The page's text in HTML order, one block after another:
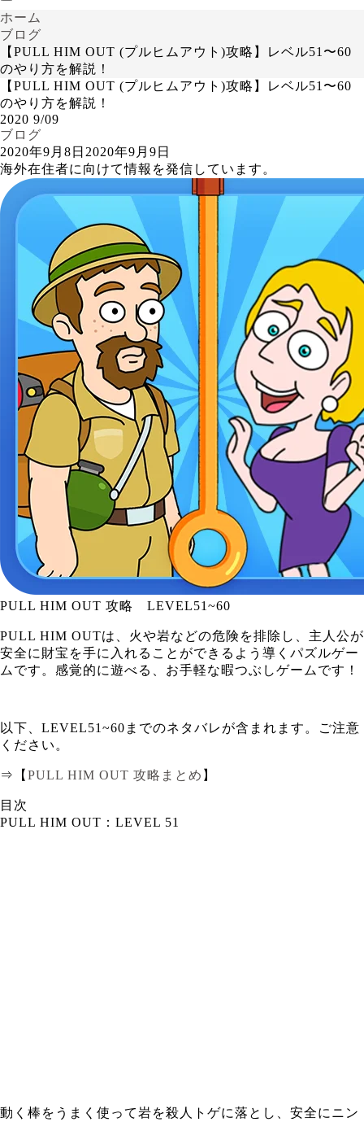
ホーム
ブログ
【PULL HIM OUT (プルヒムアウト)攻略】レベル51〜60
のやり方を解説！
【PULL HIM OUT (プルヒムアウト)攻略】レベル51〜60
のやり方を解説！
2020 9/09
ブログ
2020年9月8日 2020年9月9日
海外在住者に向けて情報を発信しています。
PULL HIM OUT 攻略 LEVEL51~60
PULL HIM OUTは、火や岩などの危険を排除し、主人公が
安全に財宝を手に入れることができるよう導くパズルゲー
ムです。感覚的に遊べる、お手軽な暇つぶしゲームです！
以下、LEVEL51~60までのネタバレが含まれます。ご注意
ください。
⇒【 PULL HIM OUT 攻略まとめ 】
目次
PULL HIM OUT：LEVEL 51
動く棒をうまく使って岩を殺人トゲに落とし、安全にニン